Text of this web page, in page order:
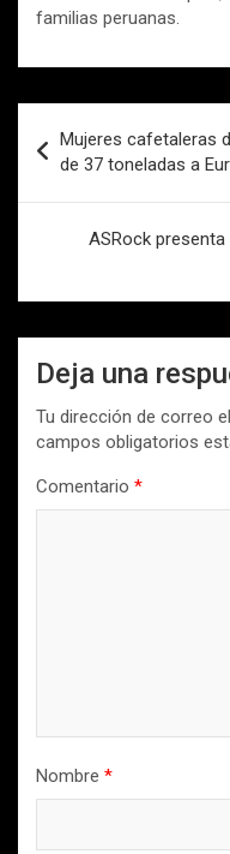
familias peruanas.
de
entradas
Mujeres cafetaleras
de 37 toneladas a
ASRock
Deja una
Tu dirección de correo
campos obligatorios
Comentario *
Nombre *